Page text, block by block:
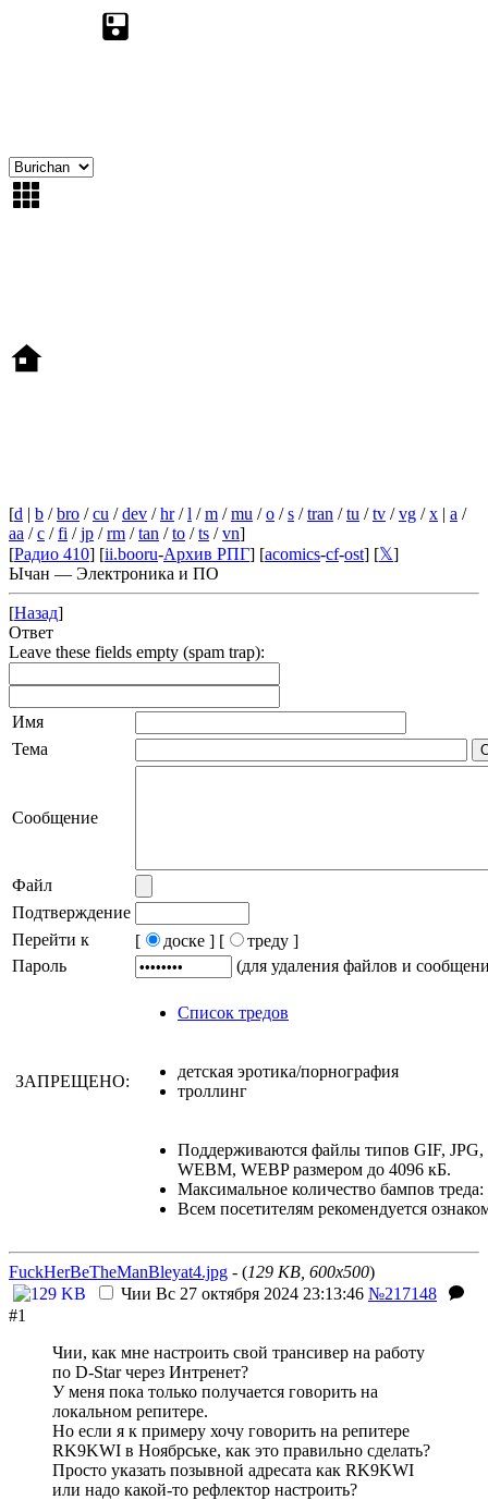
[d | b /bro /cu /dev /hr/l /m /mu /o /s /tran /tu /tv /vg /x | a /
aa /c /fi /jp /rm /tan /to /ts /vn]
[Радио 410] [ii.booru-Архив РПГ] [acomics-cf-ost] [𝕏]
Ычан — Электроника и ПО
[Назад]
Ответ
Leave these fields empty (spam trap):
Имя
Тема
Сообщение
Файл
Подтверждение
Перейти к
[ доске ] [
треду ]
Пароль
(для удаления файлов и
Список тредов
ЗАПРЕЩЕНО:
детская эротика/порнография
троллинг
Поддерживаются файлы типов GIF,
WEBM, WEBP размером до 4096 кБ.
Максимальное количество бампов треда:
Всем посетителям рекомендуется
FuckHerBeTheManBleyat4.jpg - (129 KB, 600x500)
Чии Вс 27 октября 2024 23:13:46 №217148
#1
Чии, как мне настроить свой трансивер на работу
по D-Star через Интренет?
У меня пока только получается говорить на
локальном репитере.
Но если я к примеру хочу говорить на репитере
RK9KWI в Ноябрське, как это правильно сделать?
Просто указать позывной адресата как RK9KWI
или надо какой-то рефлектор настроить?